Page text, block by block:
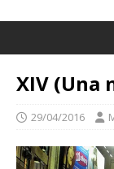
XIV (Una
29/04/2016